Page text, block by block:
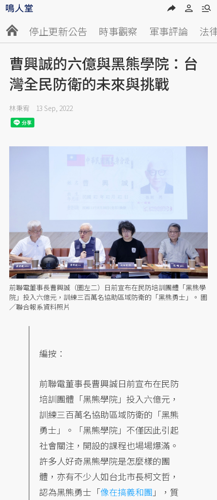
停止更新公告 時事觀察 軍事評論 法
曹興誠的六億與黑熊學院：台
灣全民防衛的未來與挑戰
林秉宥 13 Sep, 2022
前聯電董事長曹興誠（圖左二）日前宣布在民防培訓團體「黑熊學
院」投入六億元，訓練三百萬名協助區域防衛的「黑熊勇士」。 圖
／聯合報系資料照片
編按：
前聯電董事長曹興誠日前宣布在民防
培訓團體「黑熊學院」投入六億元，
訓練三百萬名協助區域防衛的「黑熊
勇士」。「黑熊學院」不僅因此引起
社會關注，開設的課程也場場爆滿。
許多人好奇黑熊學院是怎麼樣的團
體，亦有不少人如台北市長柯文哲，
認為黑熊勇士「像在搞義和團 」，質